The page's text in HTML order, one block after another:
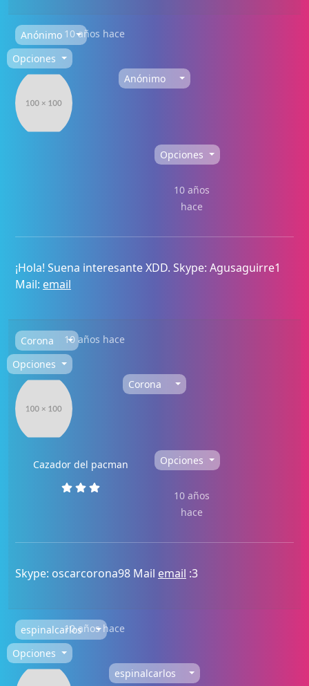
Anónimo 10 años hace
Opciones
Anónimo
Opciones
10 años
hace
¡Hola! Suena interesante XDD. Skype: Agusaguirre1
Mail: email
Corona
10 años hace
Opciones
Corona
Cazador del pacman Opciones
10 años
hace
Skype: oscarcorona98 Mail email :3
espinalcarlos10 años hace
Opciones
espinalcarlos